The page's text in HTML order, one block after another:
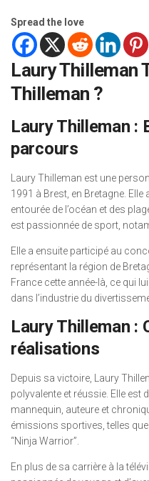
Spread the love
Laury Thilleman
Thilleman ?
Laury Thilleman :
parcours
Laury Thilleman est une
1991 à Brest, en Bretagne.
entourée de l’océan et des
est passionnée de sport,
Elle a ensuite participé au
représentant la région de
France cette année-là, ce qui
dans l’industrie du
Laury Thilleman :
réalisations
Depuis sa victoire, Laury
polyvalente et réussie. Elle est
mannequin, auteure et
émissions sportives, telles
“Ninja Warrior”.
En plus de sa carrière à la